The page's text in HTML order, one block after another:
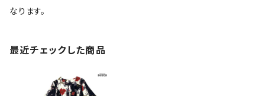
なります。
最近チェックした商品